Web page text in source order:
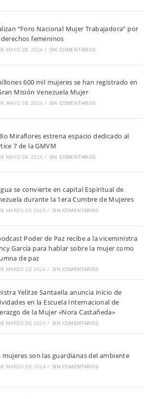
“Foro Nacional Mujer Trabajadora” por
femeninos
MAYO DE 2024 / SIN COMENTARIOS
600 mil mujeres se han registrado en
Misión Venezuela Mujer
MAYO DE 2024 / SIN COMENTARIOS
Miraflores estrena espacio dedicado al
7 de la GMVM
MAYO DE 2024 / SIN COMENTARIOS
se convierte en capital Espiritual de
durante la 1era Cumbre de Mujeres
MARZO DE 2025 / SIN COMENTARIOS
Poder de Paz recibe a la viceministra
García para hablar sobre la mujer como
de paz
MARZO DE 2026 / SIN COMENTARIOS
Yelitze Santaella anuncia inicio de
en la Escuela Internacional de
de la Mujer «Nora Castañeda»
MARZO DE 2026 / SIN COMENTARIOS
mujeres son las guardianas del ambiente
MARZO DE 2024 / SIN COMENTARIOS